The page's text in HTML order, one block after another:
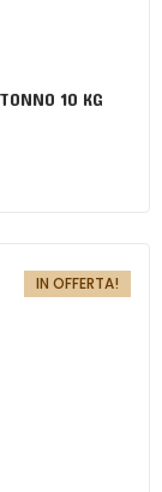
10 KG
IN OFFERTA!